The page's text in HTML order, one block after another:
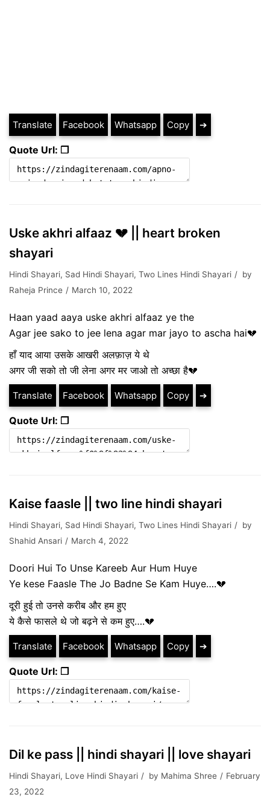
Translate Facebook Whatsapp Copy ➔
Quote Url: ❐
Uske akhri alfaaz 💔 || heart broken
shayari
Hindi Shayari, Sad Hindi Shayari, Two Lines Hindi Shayari
by
Raheja Prince
March 10, 2022
Haan yaad aaya uske akhri alfaaz ye the
Agar jee sako to jee lena agar mar jayo to ascha hai💔
हाँ याद आया उसके आखरी अलफ़ाज़ ये थे
अगर जी सको तो जी लेना अगर मर जाओ तो अच्छा है💔
Translate Facebook Whatsapp Copy ➔
Quote Url: ❐
Kaise faasle || two line hindi shayari
Hindi Shayari, Sad Hindi Shayari, Two Lines Hindi Shayari
by
Shahid Ansari
March 4, 2022
Doori Hui To Unse Kareeb Aur Hum Huye
Ye kese Faasle The Jo Badne Se Kam Huye….💔
दूरी हुई तो उनसे करीब और हम हुए
ये कैसे फासले थे जो बढ़ने से कम हुए….💔
Translate Facebook Whatsapp Copy ➔
Quote Url: ❐
Dil ke pass || hindi shayari || love shayari
Hindi Shayari, Love Hindi Shayari by Mahima Shree
February
23, 2022